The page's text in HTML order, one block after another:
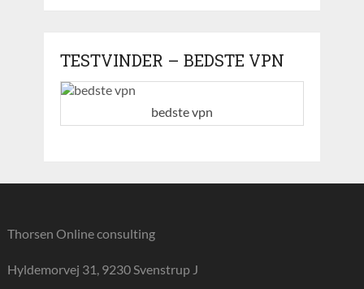
TESTVINDER – BEDSTE VPN
bedste vpn
Thorsen Online consulting
Hyldemorvej 31, 9230 Svenstrup J